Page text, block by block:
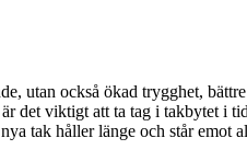
utan också ökad trygghet,
det viktigt att ta tag i takbytet i
tak håller länge och står emot